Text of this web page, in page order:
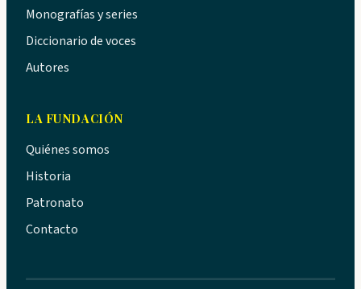
Monografías y series
Diccionario de voces
Autores
LA FUNDACIÓN
Quiénes somos
Historia
Patronato
Contacto